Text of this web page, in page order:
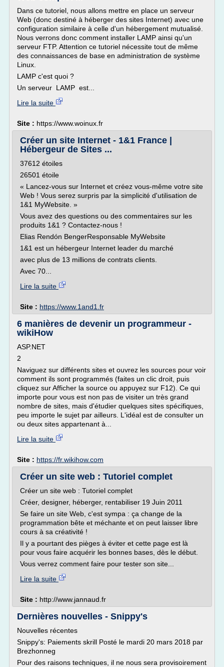
Dans ce tutoriel, nous allons mettre en place un serveur
Web (donc destiné à héberger des sites Internet) avec une
configuration similaire à celle d'un hébergement mutualisé.
Nous verrons donc comment installer LAMP ainsi qu'un
serveur FTP. Attention ce tutoriel nécessite tout de même
des connaissances de base en administration de système
Linux.
LAMP c'est quoi ?
Un serveur LAMP est...
Lire la suite
Site : https://www.woinux.fr
Créer un site Internet - 1&1 France |
Hébergeur de Sites ...
37612 étoiles
26501 étoile
« Lancez-vous sur Internet et créez vous-même votre site
Web ! Vous serez surpris par la simplicité d'utilisation de
1&1 MyWebsite. »
Vous avez des questions ou des commentaires sur les
produits 1&1 ? Contactez-nous !
Elias Rendón BengerResponsable MyWebsite
1&1 est un hébergeur Internet leader du marché
avec plus de 13 millions de contrats clients.
Avec 70...
Lire la suite
Site : https://www.1and1.fr
6 manières de devenir un programmeur -
wikiHow
ASP.NET
2
Naviguez sur différents sites et ouvrez les sources pour voir
comment ils sont programmés (faites un clic droit, puis
cliquez sur Afficher la source ou appuyez sur F12). Ce qui
importe pour vous est non pas de visiter un très grand
nombre de sites, mais d'étudier quelques sites spécifiques,
peu importe le sujet par ailleurs. L'idéal est de consulter un
ou deux sites appartenant à...
Lire la suite
Site : https://fr.wikihow.com
Créer un site web : Tutoriel complet
Créer un site web : Tutoriel complet
Créer, designer, héberger, rentabiliser 19 Juin 2011
Se faire un site Web, c'est sympa : ça change de la
programmation bête et méchante et on peut laisser libre
cours à sa créativité !
Il y a pourtant des pièges à éviter et cette page est là
pour vous faire acquérir les bonnes bases, dès le début.
Vous verrez comment faire pour tester son site...
Lire la suite
Site : http://www.jannaud.fr
Dernières nouvelles - Snippy's
Nouvelles récentes
Snippy's: Paiements skrill Posté le mardi 20 mars 2018 par
Brezhonneg
Pour des raisons techniques, il ne nous sera provisoirement